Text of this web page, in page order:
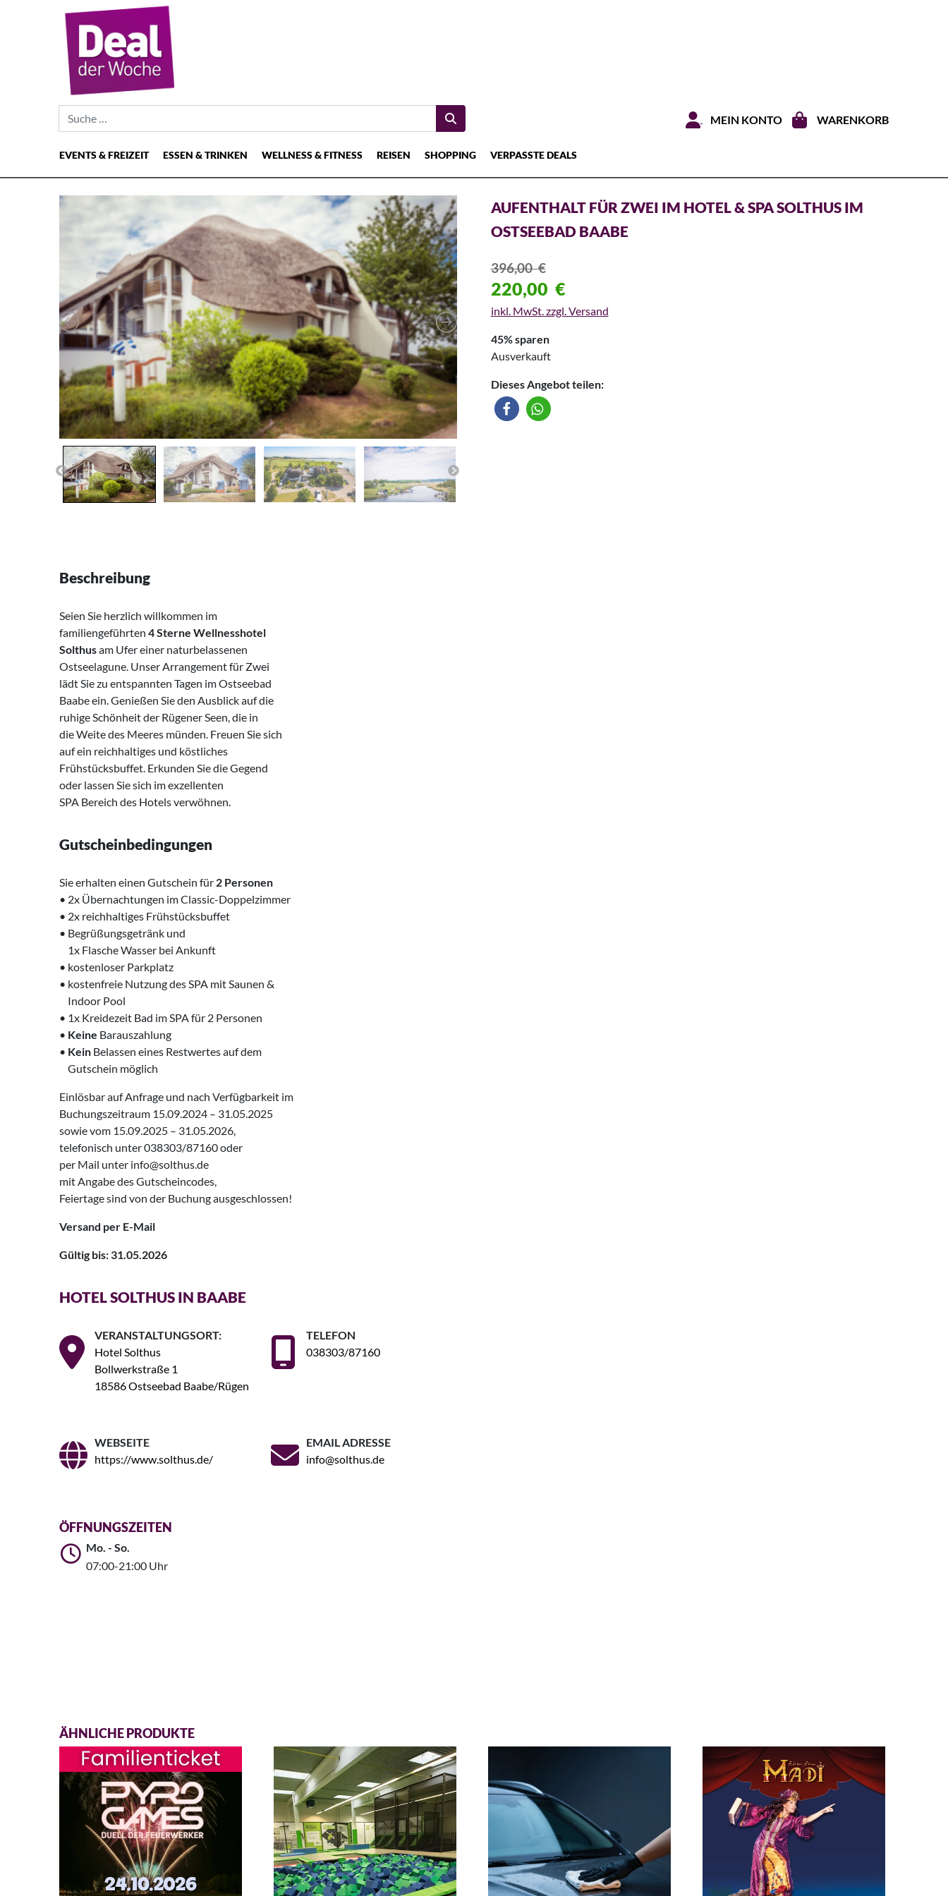
Suche nach:
MEIN KONTO WARENKORB
Hauptnavigation
EVENTS & FREIZEIT ESSEN & TRINKEN WELLNESS & FITNESS REISEN SHOPPING VERPASSTE DEALS
AUFENTHALT FÜR ZWEI IM HOTEL & SPA SOLTHUS IM
OSTSEEBAD BAABE
396,00€
220,00 €
inkl. MwSt. zzgl. Versand
45% sparen
Ausverkauft
Dieses Angebot teilen:
Beschreibung
Seien Sie herzlich willkommen im
familiengeführten 4 Sterne Wellnesshotel
Solthusam Ufer einer naturbelassenen
Ostseelagune. Unser Arrangement für Zwei
lädt Sie zu entspannten Tagen im Ostseebad
Baabe ein. Genießen Sie den Ausblick auf die
ruhige Schönheit der Rügener Seen, die in
die Weite des Meeres münden. Freuen Sie sich
auf ein reichhaltiges und köstliches
Frühstücksbuffet. Erkunden Sie die Gegend
oder lassen Sie sich im exzellenten
SPA Bereich des Hotels verwöhnen.
Gutscheinbedingungen
Sie erhalten einen Gutschein für 2 Personen
• 2x Übernachtungen im Classic-Doppelzimmer
‌• 2x reichhaltiges Frühstücksbuffet
• Begrüßungsgetränk und
‌ 1x Flasche Wasser bei Ankunft
• kostenloser Parkplatz
• kostenfreie Nutzung des SPA mit Saunen &
‌ Indoor Pool
• 1x Kreidezeit Bad im SPA für 2 Personen
• Keine Barauszahlung
• Kein Belassen eines Restwertes auf dem
‌ Gutschein möglich
Einlösbar auf Anfrage und nach Verfügbarkeit im
Buchungszeitraum 15.09.2024 – 31.05.2025
sowie vom 15.09.2025 – 31.05.2026,
telefonisch unter 038303/87160 oder
per Mail unter info@solthus.de
mit Angabe des Gutscheincodes,
Feiertage sind von der Buchung ausgeschlossen!
Versand per E-Mail
Gültig bis: 31.05.2026
HOTEL SOLTHUS IN BAABE
VERANSTALTUNGSORT:
Hotel Solthus
Bollwerkstraße 1
18586 Ostseebad Baabe/Rügen
TELEFON
038303/87160
WEBSEITE
https://www.solthus.de/
EMAIL ADRESSE
info@solthus.de
ÖFFNUNGSZEITEN
Mo. - So.
07:00-21:00 Uhr
ÄHNLICHE PRODUKTE